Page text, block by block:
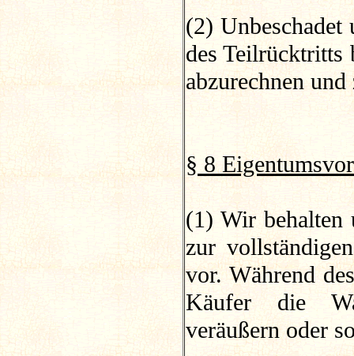
(2) Unbeschadet
des Teilrücktritts
abzurechnen
§ 8
(1) Wir behalten
zur
vor. Während
Käufer die
veräußern oder